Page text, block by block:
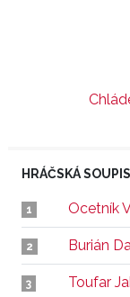
HRÁČSKÁ
1 Ocetník
2 Burián
3 Toufar